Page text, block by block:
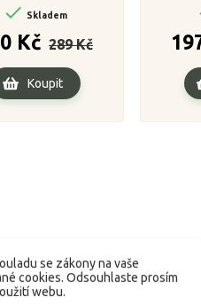
 Skladem
Kč
cena
289 Kč
Koupit
se zákony na vaše
cookies. Odsouhlaste prosím
webu.